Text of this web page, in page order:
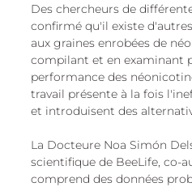
Des chercheurs de
confirmé qu'il existe
aux graines enrobées de
compilant et en examinant
performance des
travail présente à la fois
et introduisent des
La Docteure Noa Simón
scientifique de BeeLife, co-
comprend des données